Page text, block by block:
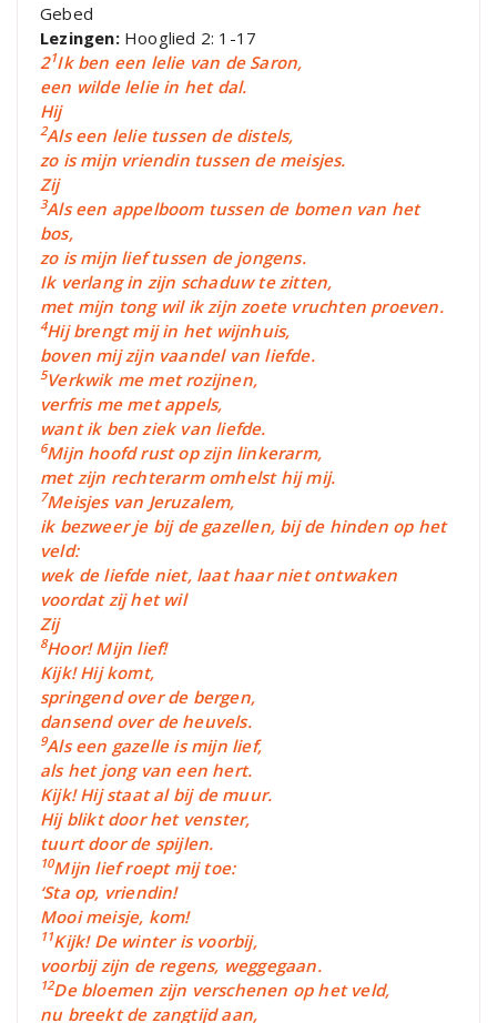
Gebed
Lezingen: Hooglied 2: 1-17
21Ik ben een lelie van de Saron,
een wilde lelie in het dal.
Hij
2Als een lelie tussen de distels,
zo is mijn vriendin tussen de meisjes.
Zij
3Als een appelboom tussen de bomen van het
bos,
zo is mijn lief tussen de jongens.
Ik verlang in zijn schaduw te zitten,
met mijn tong wil ik zijn zoete vruchten proeven.
4Hij brengt mij in het wijnhuis,
boven mij zijn vaandel van liefde.
5Verkwik me met rozijnen,
verfris me met appels,
want ik ben ziek van liefde.
6Mijn hoofd rust op zijn linkerarm,
met zijn rechterarm omhelst hij mij.
7Meisjes van Jeruzalem,
ik bezweer je bij de gazellen, bij de hinden op het
veld:
wek de liefde niet, laat haar niet ontwaken
voordat zij het wil
Zij
8Hoor! Mijn lief!
Kijk! Hij komt,
springend over de bergen,
dansend over de heuvels.
9Als een gazelle is mijn lief,
als het jong van een hert.
Kijk! Hij staat al bij de muur.
Hij blikt door het venster,
tuurt door de spijlen.
10Mijn lief roept mij toe:
‘Sta op, vriendin!
Mooi meisje, kom!
11Kijk! De winter is voorbij,
voorbij zijn de regens, weggegaan.
12De bloemen zijn verschenen op het veld,
nu breekt de zangtijd aan,